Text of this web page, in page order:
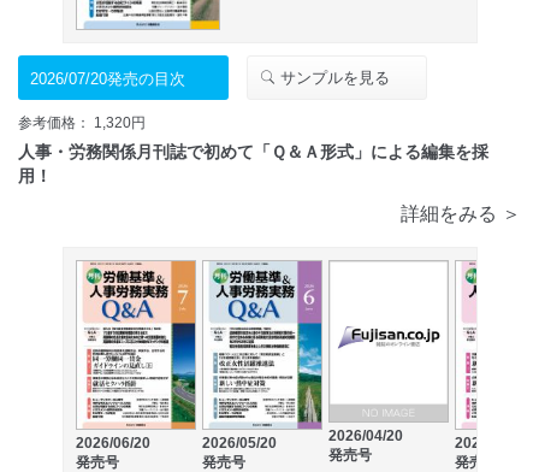
2026/07/20発売の目次 サンプルを見る
参考価格： 1,320円
人事・労務関係月刊誌で初めて「Ｑ＆Ａ形式」による編集を採
用！
詳細をみる ＞
2026/06/20
発売号
2026/05/20
発売号
2026/04/20
発売号
2026/03/20
発売号